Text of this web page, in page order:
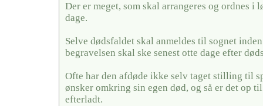
Der er meget, som skal arrangeres og ordnes i
dage.
Selve dødsfaldet skal anmeldes til sognet
begravelsen skal ske senest otte dage efter
Ofte har den afdøde ikke selv taget stilling til
ønsker omkring sin egen død, og så er det op
efterladt.